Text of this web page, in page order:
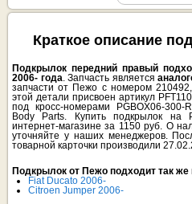
Краткое описание
Подкрылок передний правый
2006- года. Запчасть является
запчасти от Пежо с номером
этой детали присвоен артикул
под кросс-номерами PGBOX06-300-
Body Parts. Купить подкрылок
интернет-магазине за 1150 руб. О
уточняйте у наших менеджеров.
товарной карточки производили
Подкрылок от Пежо подходит так
Fiat Ducato 2006-
Citroen Jumper 2006-